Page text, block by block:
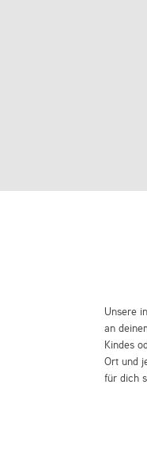
Unsere
an
Kindes
Ort und
für dich